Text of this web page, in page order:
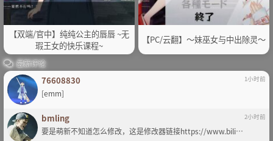
【双端/官中】纯纯公主的唇唇 ~无
瑕王女的快乐课程~
【PC/云翻】～妹巫女与中出除灵～
最新评论
76608830 1小时前
[emm]
bmling 2小时前
要是萌新不知道怎么修改，这是修改器链接https://www.bili…